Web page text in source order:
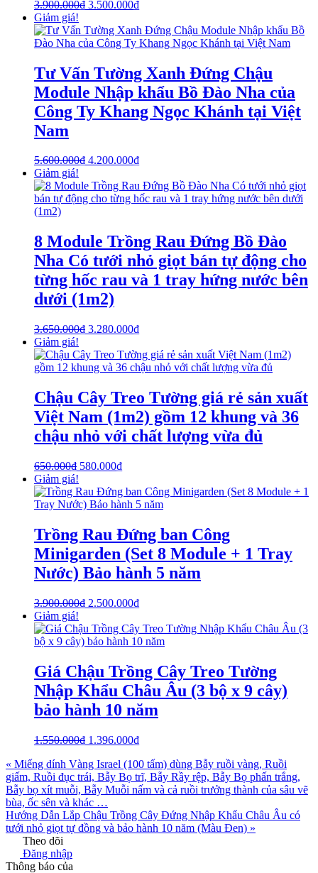
3.900.000₫ 3.500.000₫
Giảm giá!
Tư Vấn Tường Xanh Đứng Chậu
Module Nhập khẩu Bồ Đào Nha của
Công Ty Khang Ngọc Khánh tại Việt
Nam
5.600.000₫ 4.200.000₫
Giảm giá!
8 Module Trồng Rau Đứng Bồ Đào
Nha Có tưới nhỏ giọt bán tự động cho
từng hốc rau và 1 tray hứng nước bên
dưới (1m2)
3.650.000₫ 3.280.000₫
Giảm giá!
Chậu Cây Treo Tường giá rẻ sản xuất
Việt Nam (1m2) gồm 12 khung và 36
chậu nhỏ với chất lượng vừa đủ
650.000₫ 580.000₫
Giảm giá!
Trồng Rau Đứng ban Công
Minigarden (Set 8 Module + 1 Tray
Nước) Bảo hành 5 năm
3.900.000₫ 2.500.000₫
Giảm giá!
Giá Chậu Trồng Cây Treo Tường
Nhập Khẩu Châu Âu (3 bộ x 9 cây)
bảo hành 10 năm
1.550.000₫ 1.396.000₫
« Miếng dính Vàng Israel (100 tấm) dùng Bẫy ruồi vàng, Ruồi
giấm, Ruồi đục trái, Bẫy Bọ trĩ, Bẫy Rầy rệp, Bẫy Bọ phấn trắng,
Bẫy bọ xít muỗi, Bẫy Muỗi nấm và cả ruồi trưởng thành của sâu vẽ
bùa, ốc sên và khác …
Hướng Dẫn Lắp Chậu Trồng Cây Đứng Nhập Khẩu Châu Âu có
tưới nhỏ giọt tự đồng và bảo hành 10 năm (Màu Đen) »
Theo dõi
Đăng nhập
Thông báo của